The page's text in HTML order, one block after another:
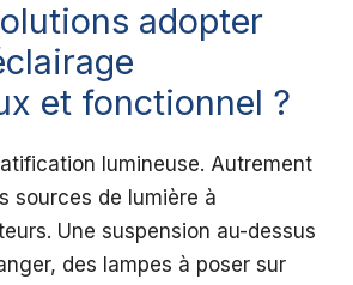
adopter
et fonctionnel ?
lumineuse. Autrement
sources de lumière à
Une suspension au-dessus
des lampes à poser sur